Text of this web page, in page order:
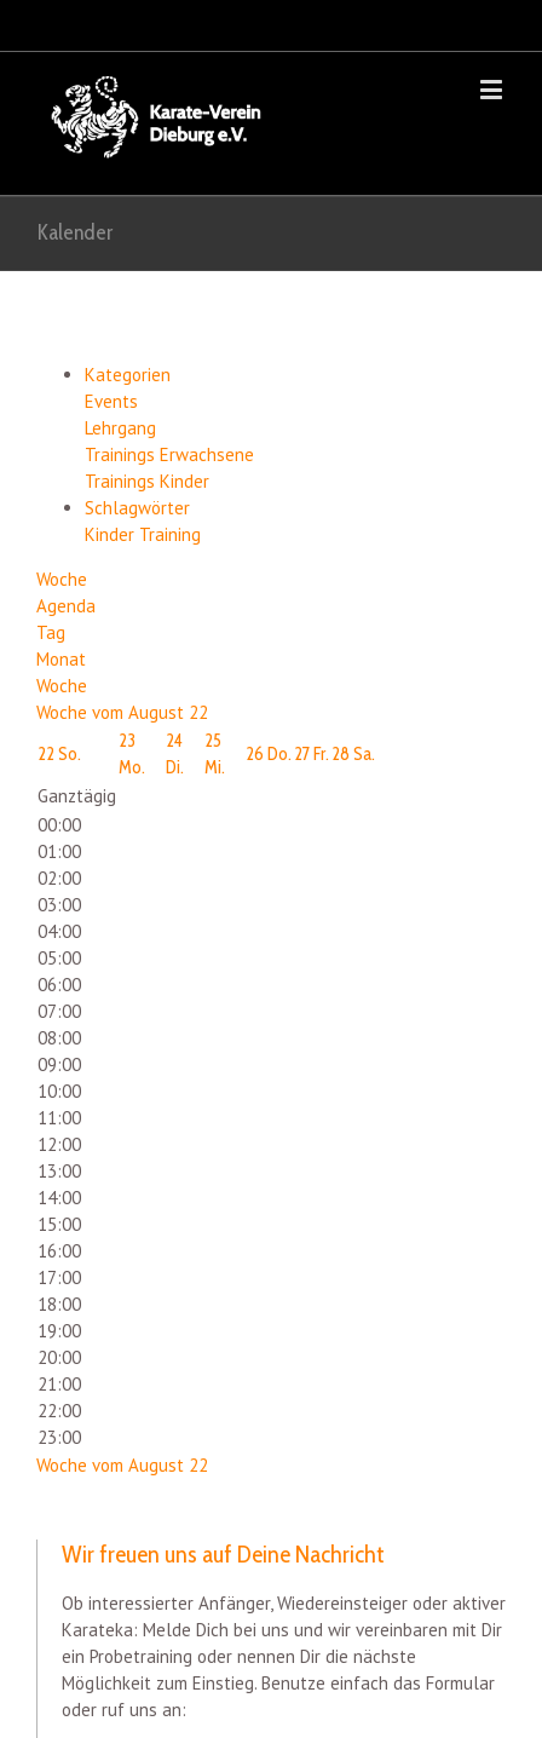
Kalender
Kategorien
Events
Lehrgang
Trainings Erwachsene
Trainings Kinder
Schlagwörter
Kinder Training
Woche
Agenda
Tag
Monat
Woche
Woche vom August 22
22 So.
23
Mo.
24
Di.
25
Mi.
26 Do. 27Fr. 28 Sa.
Ganztägig
00:00
01:00
02:00
03:00
04:00
05:00
06:00
07:00
08:00
09:00
10:00
11:00
12:00
13:00
14:00
15:00
16:00
17:00
18:00
19:00
20:00
21:00
22:00
23:00
Woche vom August 22
Wir freuen uns auf Deine Nachricht
Ob interessierter Anfänger, Wiedereinsteiger oder aktiver
Karateka: Melde Dich bei uns und wir vereinbaren mit Dir
ein Probetraining oder nennen Dir die nächste
Möglichkeit zum Einstieg. Benutze einfach das Formular
oder ruf uns an: